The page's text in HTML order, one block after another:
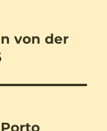
von der